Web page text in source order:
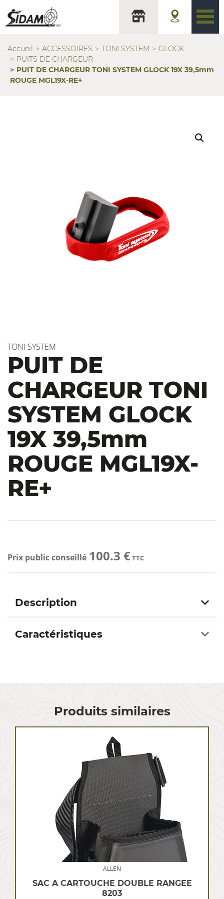
Accueil ACCESSOIRES TONI SYSTEM
GLOCK
PUITS DE CHARGEUR
PUIT DE CHARGEUR TONI SYSTEM GLOCK 19X 39,5mm
ROUGE MGL19X-RE+
TONI SYSTEM
PUIT DE
CHARGEUR TONI
SYSTEM GLOCK
19X 39,5mm
ROUGE MGL19X-
RE+
Prix public conseillé 100.3 €TTC
Description
Caractéristiques
Produits similaires
ALLEN
SAC A CARTOUCHE DOUBLE RANGEE
8203